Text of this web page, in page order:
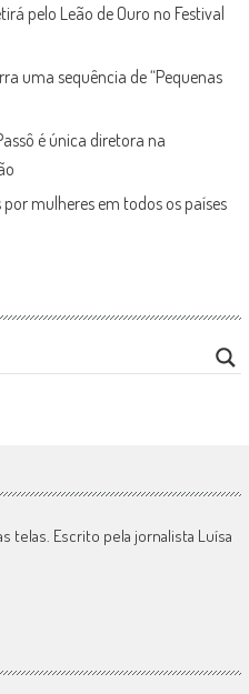
pelo Leão de Ouro no Festival
uma sequência de “Pequenas
é única diretora na
mulheres em todos os países
telas. Escrito pela jornalista Luísa